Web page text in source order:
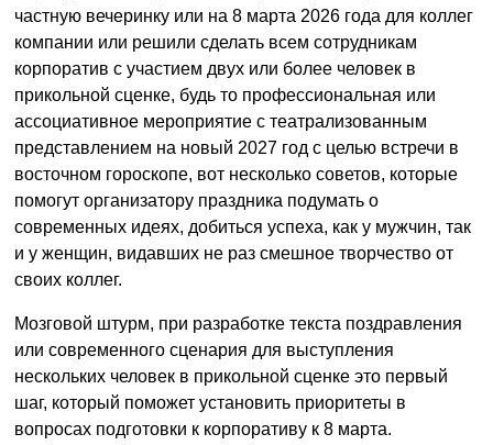
частную вечеринку или на 8 марта 2026 года для коллег
компании или решили сделать всем сотрудникам
корпоратив с участием двух или более человек в
прикольной сценке, будь то профессиональная или
ассоциативное мероприятие с театрализованным
представлением на новый 2027 год с целью встречи в
восточном гороскопе, вот несколько советов, которые
помогут организатору праздника подумать о
современных идеях, добиться успеха, как у мужчин, так
и у женщин, видавших не раз смешное творчество от
своих коллег.
Мозговой штурм, при разработке текста поздравления
или современного сценария для выступления
нескольких человек в прикольной сценке это первый
шаг, который поможет установить приоритеты в
вопросах подготовки к корпоративу к 8 марта.